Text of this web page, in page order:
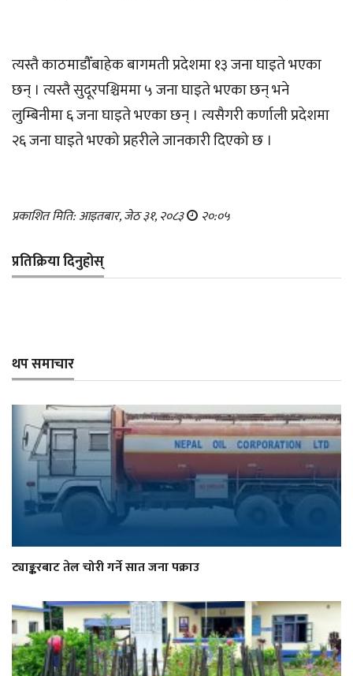
त्यस्तै काठमाडौँबाहेक बागमती प्रदेशमा १३ जना घाइते भएका
छन् । त्यस्तै सुदूरपश्चिममा ५ जना घाइते भएका छन् भने
लुम्बिनीमा ६ जना घाइते भएका छन् । त्यसैगरी कर्णाली प्रदेशमा
२६ जना घाइते भएको प्रहरीले जानकारी दिएको छ ।
प्रकाशित मिति: आइतबार, जेठ ३१, २०८३ २०:०५
प्रतिक्रिया दिनुहोस्
थप समाचार
ट्याङ्करबाट तेल चोरी गर्ने सात जना पक्राउ